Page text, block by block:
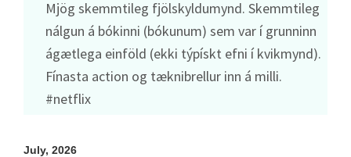
Mjög skemmtileg fjölskyldumynd. Skemmtileg
nálgun á bókinni (bókunum) sem var í grunninn
ágætlega einföld (ekki týpískt efni í kvikmynd).
Fínasta action og tæknibrellur inn á milli.
#netflix
July, 2026